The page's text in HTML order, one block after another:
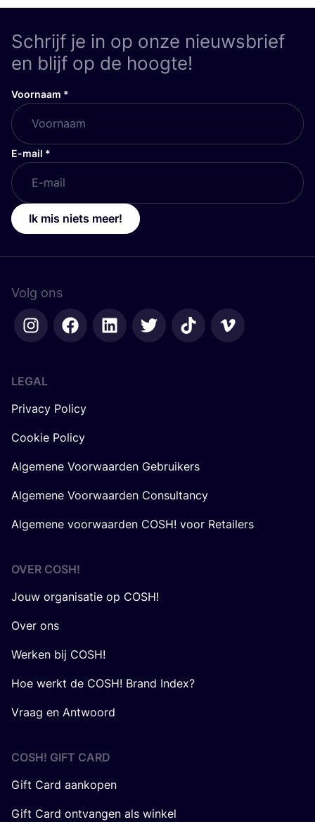
Schrijf je in op onze nieuwsbrief
en blijf op de hoogte!
Voornaam *
E-mail *
Ik mis niets meer!
Volg ons
LEGAL
Privacy Policy
Cookie Policy
Algemene Voorwaarden Gebruikers
Algemene Voorwaarden Consultancy
Algemene voorwaarden COSH! voor Retailers
OVER COSH!
Jouw organisatie op COSH!
Over ons
Werken bij COSH!
Hoe werkt de COSH! Brand Index?
Vraag en Antwoord
COSH! GIFT CARD
Gift Card aankopen
Gift Card ontvangen als winkel